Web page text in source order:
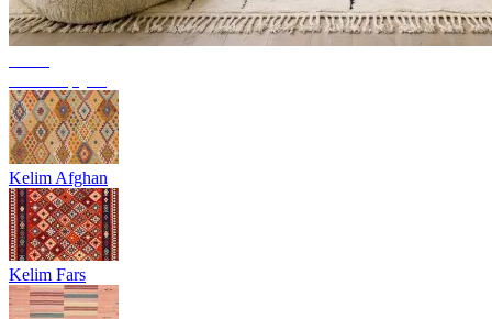
Kelim Afghan
Kelim Fars